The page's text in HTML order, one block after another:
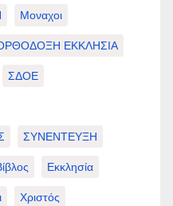
Μοναχοι
ΕΚΚΛΗΣΙΑ
ΣΔΟΕ
ΣΥΝΕΝΤΕΥΞΗ
Εκκλησία
Χριστός